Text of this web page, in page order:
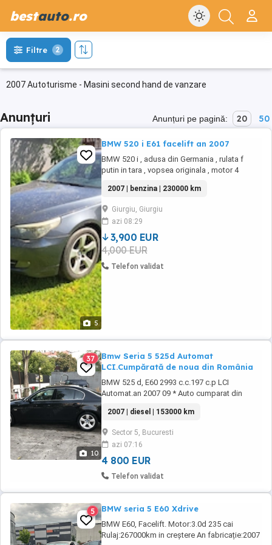
bestauto.ro
2007 Autoturisme - Masini second hand de vanzare
Filtre 2
Anunțuri Anunțuri pe pagină: 20 50
5
BMW 520 i E61 facelift an 2007
BMW 520 i , adusa din Germania , rulata f
putin in tara , vopsea originala , motor 4
dubla sticla. Se ofera factura + fiscal Nu
accept schimburi
2007 | benzina | 230000 km
Giurgiu, Giurgiu
azi 08:29
3,900 EUR
4,000 EUR
Telefon validat
10
37
Bmw Seria 5 525d Automat
LCI.Cumpărată de noua din România
BMW 525 d, E60 2993 c.c.197 c.p LCI
Automat.an 2007 09 * Auto cumparat din
*153000 KM 100%,*3 proprietari. Fără
Modificări *2007 09 prima înmatriculare
*Motor 145 kW (197 CP) Capacitate cilindrică
2.993 cc *schimbat ulei,consumabile la
fiecare 10000 km Necesita ...
2007 | diesel | 153000 km
Sector 5, Bucuresti
azi 07:16
4 800 EUR
Telefon validat
5 BMW seria 5 E60 Xdrive
BMW E60, Facelift. Motor:3.0d 235 cai
Rulaj:267000km in creștere An fabricație:2007